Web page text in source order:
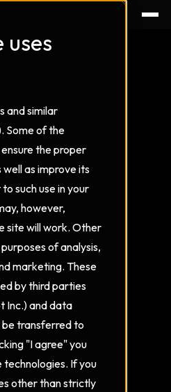
uses
and similar
Some of the
the proper
as improve its
such use in your
however,
site will work. Other
of analysis,
marketing. These
by third parties
Inc.) and data
transferred to
"I agree" you
If you
other than strictly